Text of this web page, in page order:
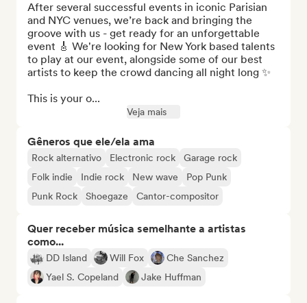
After several successful events in iconic Parisian
and NYC venues, we’re back and bringing the
groove with us - get ready for an unforgettable
event 🎸 We're looking for New York based talents
to play at our event, alongside some of our best
artists to keep the crowd dancing all night long ✨
This is your o...
Veja mais
Gêneros que ele/ela ama
Rock alternativo Electronic rock
Garage rock
Folk indie
Indie rock New wave
Pop Punk
Punk Rock
Shoegaze Cantor-compositor
Quer receber música semelhante a artistas
como...
DD Island Will Fox
Che Sanchez
Yael S. Copeland
Jake Huffman